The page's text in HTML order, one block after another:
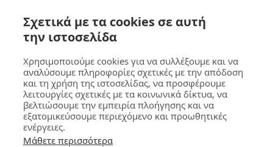
Polyester 200g/m² ,
Εκτύπωση του logo σας.
Συσκευασία 10 τεμάχια.
28.40€
GOUMA Design
Copyright © 2026 All rights reserved
Terms|Privacy| Accessibility
Σχετικά με τα cookies σε αυτή
την ιστοσελίδα
Χρησιμοποιούμε cookies για να συλλέξουμε και να
αναλύσουμε πληροφορίες σχετικές με την απόδοση
και τη χρήση της ιστοσελίδας, να προσφέρουμε
λειτουργίες σχετικές με τα κοινωνικά δίκτυα, να
βελτιώσουμε την εμπειρία πλοήγησης και να
εξατομικεύσουμε περιεχόμενο και προωθητικές
ενέργειες.
Μάθετε περισσότερα